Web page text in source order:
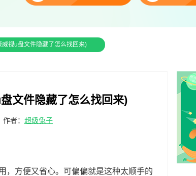
视u盘文件隐藏了怎么找回来)
文件隐藏了怎么找回来)
作者： 超级兔子
，方便又省心。可偏偏就是这种太顺手的